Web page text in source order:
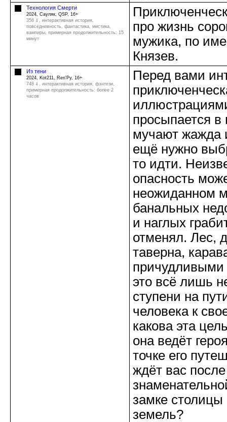
Технология Смерти
2024, Сауляк, QSP, 16+
356 ⇓, интерактивная история,
повседневность, фантастика, мистика,
вампиры, примерная продолжительность: 15
минут
про жизнь
мужика, по
Князев.
Из тени
2024, Kot211, Ren'Py, 16+
748 ⇓, интерактивная история, фэнтези,
примерная продолжительность: более 2
часов
Перед вами
просыпается в
мучают жажда
ещё нужно
то идти.
опасность
неожиданном
банальных
и наглых
отменял. Лес,
таверна,
это всё лишь
ступени на
человека к
какова эта
она ведёт
точке его
ждёт вас после
замке
земель?